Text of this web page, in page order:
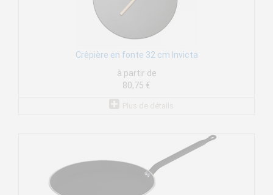
Crêpière en fonte 32 cm Invicta
à partir de
80,75 €